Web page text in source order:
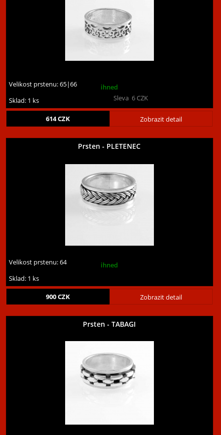
Velikost prstenu:65|66
ihned
Sklad: 1 ks
Zobrazit detail
614CZK
Sleva 6CZK
Prsten - PLETENEC
Velikost prstenu:64
ihned
Sklad: 1 ks
Zobrazit detail
900CZK
Prsten - TABAGI